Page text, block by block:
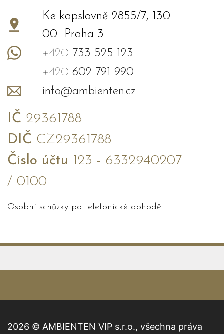
Ke kapslovně 2855/7, 130
00 Praha 3
+420 733 525 123
+420 602 791 990
info@ambienten.cz
IČ 29361788
DIČ CZ29361788
Číslo účtu 123 - 6332940207
/ 0100
Osobní schůzky po telefonické dohodě.
2026 © AMBIENTEN VIP s.r.o., všechna práva